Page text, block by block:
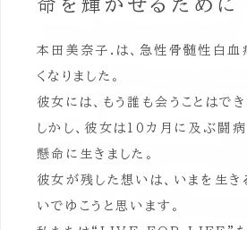
命を輝かせるために
本田美奈子.は、急性骨髄性白血
くなりました。
彼女には、もう誰も会うことはでき
しかし、彼女は10カ月に及ぶ闘
懸命に生きました。
彼女が残した想いは、いまを生き
いでゆこうと思います。